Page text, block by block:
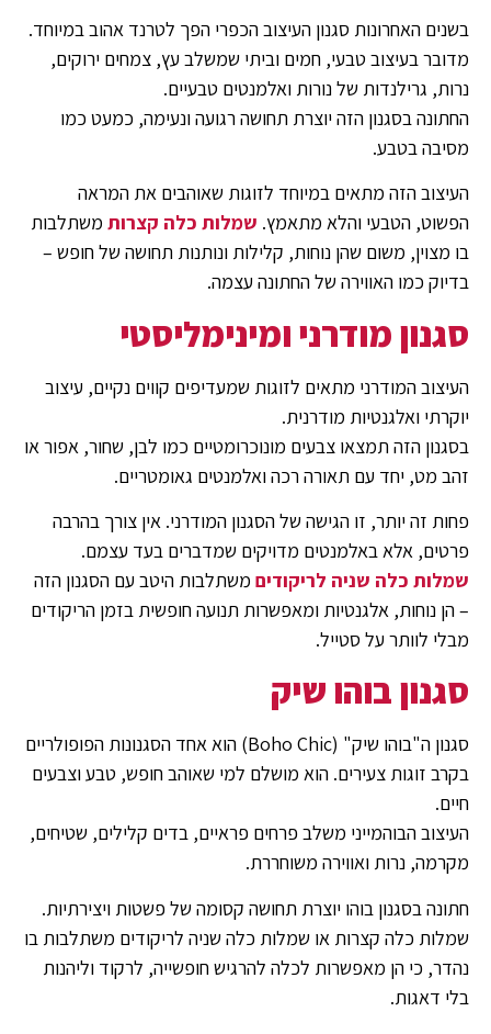
בשנים האחרונות סגנון העיצוב הכפרי הפך לטרנד אהוב במיוחד.
מדובר בעיצוב טבעי, חמים וביתי שמשלב עץ, צמחים ירוקים,
נרות, גרילנדות של נורות ואלמנטים טבעיים.
החתונה בסגנון הזה יוצרת תחושה רגועה ונעימה, כמעט כמו
מסיבה בטבע.
העיצוב הזה מתאים במיוחד לזוגות שאוהבים את המראה
הפשוט, הטבעי והלא מתאמץ. שמלות כלה קצרות משתלבות
בו מצוין, משום שהן נוחות, קלילות ונותנות תחושה של חופש –
בדיוק כמו האווירה של החתונה עצמה.
סגנון מודרני ומינימליסטי
העיצוב המודרני מתאים לזוגות שמעדיפים קווים נקיים, עיצוב
יוקרתי ואלגנטיות מודרנית.
בסגנון הזה תמצאו צבעים מונוכרומטיים כמו לבן, שחור, אפור או
זהב מט, יחד עם תאורה רכה ואלמנטים גאומטריים.
פחות זה יותר, זו הגישה של הסגנון המודרני. אין צורך בהרבה
פרטים, אלא באלמנטים מדויקים שמדברים בעד עצמם.
שמלות כלה שניה לריקודים משתלבות היטב עם הסגנון הזה
– הן נוחות, אלגנטיות ומאפשרות תנועה חופשית בזמן הריקודים
מבלי לוותר על סטייל.
סגנון בוהו שיק
סגנון ה"בוהו שיק" (Boho Chic) הוא אחד הסגנונות הפופולריים
בקרב זוגות צעירים. הוא מושלם למי שאוהב חופש, טבע וצבעים
חיים.
העיצוב הבוהמייני משלב פרחים פראיים, בדים קלילים, שטיחים,
מקרמה, נרות ואווירה משוחררת.
חתונה בסגנון בוהו יוצרת תחושה קסומה של פשטות ויצירתיות.
שמלות כלה קצרות או שמלות כלה שניה לריקודים משתלבות בו
נהדר, כי הן מאפשרות לכלה להרגיש חופשייה, לרקוד וליהנות
בלי דאגות.